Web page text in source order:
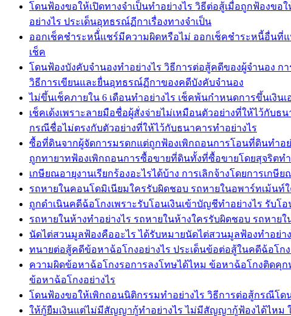
โดนฟ้องขอให้เปิดทางจำเป็นทำอย่างไร วิธีต่อสู้เมื่อถูกฟ้องขอ
อย่างไร ประเด็นอุทธรณ์ฏีกาเรื่องทางจำเป็น
ออกเช็คชำระหนี้่แชร์มีความผิดหรือไม่ ออกเช็คชำระหนี้อื่นที่
เช็ค
โดนฟ้องบังคับจำนองทำอย่างไร วิธีการต่อสู้คดีของผู้จำนอง
วิธีการเขียนและยื่นอุทธรณ์ฏีกาของคดีบังคับจำนอง
ไม่ขึ้นเช็คภายใน 6 เดือนทำอย่างไร เช็คพ้นกำหนดการขึ้นเงิ
เช็คเด้งเพราะลายมือชื่อผู้สั่งจ่ายไม่เหมือนตัวอย่างที่ให้ไว้กับ
กรณีชื่อไม่ตรงกับตัวอย่างที่ให้ไว้กับธนาคารทำอย่างไร
ซื้อที่ดินจากผู้จัดการมรดกแต่ถูกฟ้องเพิกถอนการโอนที่ดินทำอ
ถูกทายาทฟ้องเพิกถอนการซื้อขายที่ดินทั้งที่ซื้อขายโดยสุจริตทำ
เกษียณอายุงานเรียกร้องอะไรได้บ้าง การเลิกจ้างโดยการเก
รถหายในคอนโดมิเนียมใครรับผิดชอบ รถหายในอพาร์ทเม้น
ถูกดำเนินคดีฉ้อโกงเพราะรับโอนเงินเข้าบัญชีทำอย่างไร รับ
รถหายในห้างทำอย่างไร รถหายในห้างใครรับผิดชอบ รถหา
นัดไต่สวนมูลฟ้องคืออะไร ได้รับหมายนัดไต่สวนมูลฟ้องทำอย่
ทนายต่อสู้คดีข้อหาฉ้อโกงอย่างไร ประเด็นข้อต่อสู้ในคดีฉ้อโ
ความผิดข้อหาฉ้อโกงรอการลงโทษได้ไหม ข้อหาฉ้อโกงติดคุ
ข้อหาฉ้อโกงอย่างไร
โดนฟ้องขอให้เพิกถอนนิติกรรมทำอย่างไร วิธีการต่อสู้กรณี
ให้กู้ยืมเงินแต่ไม่มีสัญญากู้ทำอย่างไร ไม่มีสัญญากู้ฟ้องได้ไหม